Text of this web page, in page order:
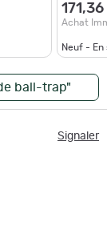
Achat
Neuf - En
ball-trap"
Signaler